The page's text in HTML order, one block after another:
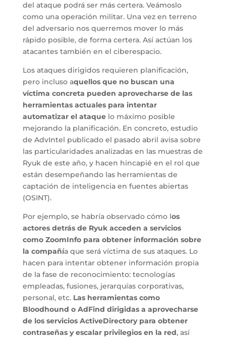
del ataque podrá ser más certera. Veámoslo
como una operación militar. Una vez en terreno
del adversario nos querremos mover lo más
rápido posible, de forma certera. Así actúan los
atacantes también en el ciberespacio.
Los ataques dirigidos requieren planificación,
pero incluso aquellos que no buscan una
víctima concreta pueden aprovecharse de las
herramientas actuales para intentar
automatizar el ataquelo máximo posible
mejorando la planificación. En concreto, estudio
de AdvIntel publicado el pasado abril avisa sobre
las particularidades analizadas en las muestras de
Ryuk de este año, y hacen hincapié en el rol que
están desempeñando las herramientas de
captación de inteligencia en fuentes abiertas
(OSINT).
Por ejemplo, se habría observado cómo los
actores detrás de Ryuk acceden a servicios
como ZoomInfo para obtener información sobre
la compañía que será víctima de sus ataques. Lo
hacen para intentar obtener información propia
de la fase de reconocimiento: tecnologías
empleadas, fusiones, jerarquías corporativas,
personal, etc. Las herramientas como
Bloodhound o AdFind dirigidas a aprovecharse
de los servicios ActiveDirectory para obtener
contraseñas y escalar privilegios en la red, así